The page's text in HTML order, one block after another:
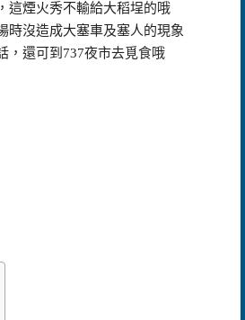
這煙火秀不輸給大稻埕的哦
時沒造成大塞車及塞人的現象
，還可到737夜市去覓食哦